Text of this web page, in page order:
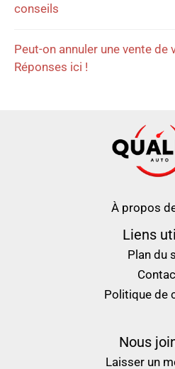
conseils
Peut-on annuler une vente
Réponses ici !
À propos
Liens
Plan du
Politique de
Nous
Laisser un